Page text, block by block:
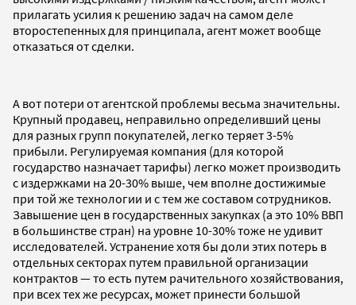
прилагать усилия к решению задач на самом деле
второстепенных для принципала, агент может вообще
отказаться от сделки.
А вот потери от агентской проблемы весьма значительны.
Крупный продавец, неправильно определивший цены
для разных групп покупателей, легко теряет 3-5%
прибыли. Регулируемая компания (для которой
государство назначает тарифы) легко может производить
с издержками на 20-30% выше, чем вполне достижимые
при той же технологии и с тем же составом сотрудников.
Завышение цен в государственных закупках (а это 10% ВВП
в большинстве стран) на уровне 10-30% тоже не удивит
исследователей. Устранение хотя бы доли этих потерь в
отдельных секторах путем правильной организации
контрактов — то есть путем рачительного хозяйствования,
при всех тех же ресурсах, может принести большой